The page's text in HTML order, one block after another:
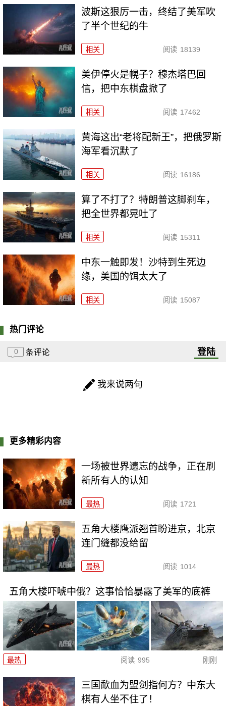
波斯这狠厉一击，终结了美军吹
了半个世纪的牛
相关 阅读 18139
美伊停火是幌子？穆杰塔巴回
信，把中东棋盘掀了
相关 阅读 17462
黄海这出“老将配新王”，把俄罗斯
海军看沉默了
相关 阅读 16186
算了不打了？特朗普这脚刹车，
把全世界都晃吐了
相关 阅读 15311
中东一触即发！沙特到生死边
缘，美国的饵太大了
相关 阅读 15087
热门评论
0 条评论 登陆
我来说两句
更多精彩内容
一场被世界遗忘的战争，正在刷
新所有人的认知
最热 阅读 1721
五角大楼鹰派翘首盼进京，北京
连门缝都没给留
最热 阅读 1014
五角大楼吓唬中俄？这事恰恰暴露了美军的底裤
最热 阅读 995 刚刚
三国歃血为盟剑指何方？中东大
棋有人坐不住了！